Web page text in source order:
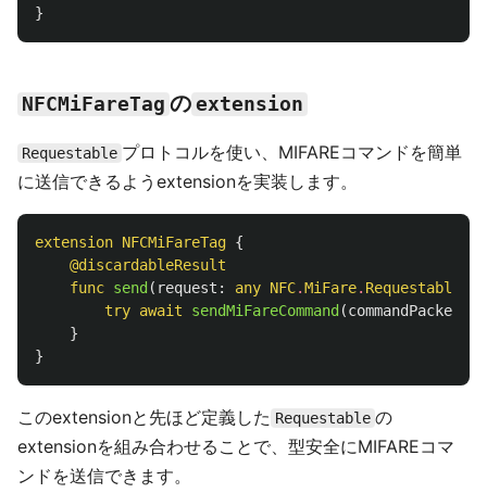
}
NFCMiFareTag の extension
Requestable プロトコルを使い、MIFAREコマンドを簡単
に送信できるようextensionを実装します。
extension NFCMiFareTag {
@discardableResult
func send ( request : any NFC.MiFare. Requestable
try await sendMiFareCommand (commandPacket
}
}
このextensionと先ほど定義した Requestable の
extensionを組み合わせることで、型安全にMIFAREコマ
ンドを送信できます。